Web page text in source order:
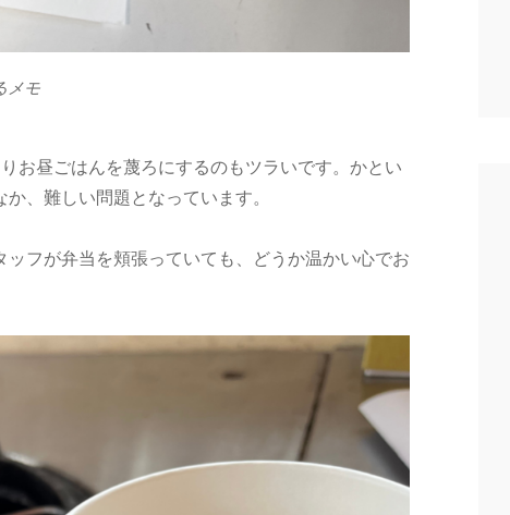
メモ
お昼ごはんを蔑ろにするのもツラいです。かとい
、難しい問題となっています。
フが弁当を頬張っていても、どうか温かい心でお